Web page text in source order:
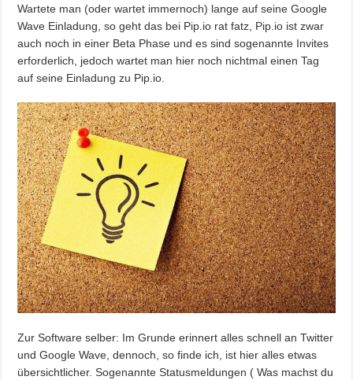
Wartete man (oder wartet immernoch) lange auf seine Google
Wave Einladung, so geht das bei Pip.io rat fatz, Pip.io ist zwar
auch noch in einer Beta Phase und es sind sogenannte Invites
erforderlich, jedoch wartet man hier noch nichtmal einen Tag
auf seine Einladung zu Pip.io.
Zur Software selber: Im Grunde erinnert alles schnell an Twitter
undGoogle Wave, dennoch, so finde ich, ist hier alles etwas
übersichtlicher. Sogenannte Statusmeldungen ( Was machst du